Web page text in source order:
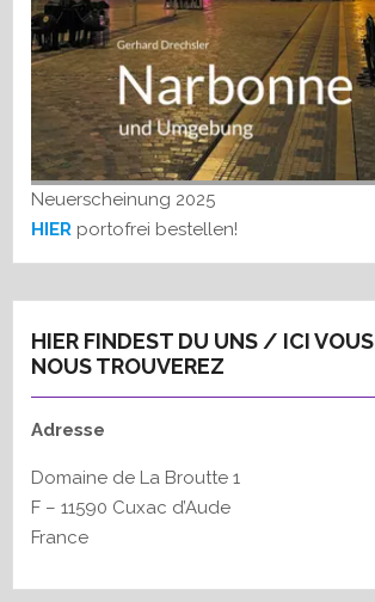
Neuerscheinung 2025
HIER portofrei bestellen!
HIER FINDEST DU UNS / ICI VOUS
NOUS TROUVEREZ
Adresse
Domaine de La Broutte 1
F – 11590 Cuxac d’Aude
France